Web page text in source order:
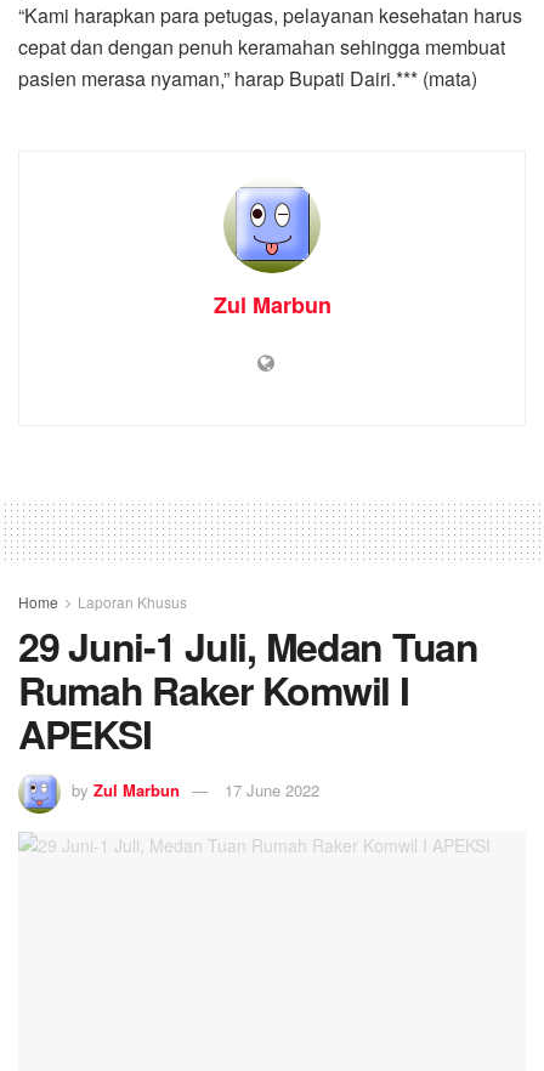
“Kami harapkan para petugas, pelayanan kesehatan harus
cepat dan dengan penuh keramahan sehingga membuat
pasien merasa nyaman,” harap Bupati Dairi.*** (mata)
Zul Marbun
Home Laporan Khusus
29 Juni-1 Juli, Medan Tuan
Rumah Raker Komwil I
APEKSI
by Zul Marbun 17 June 2022